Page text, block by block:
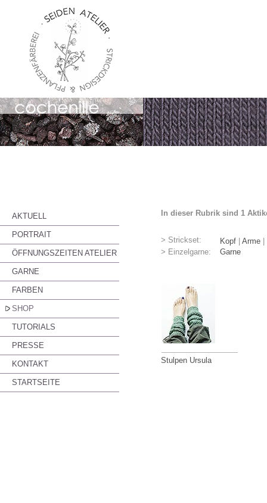
AKTUELL
PORTRAIT
ÖFFNUNGSZEITEN ATELIER
GARNE
FARBEN
SHOP
TUTORIALS
PRESSE
KONTAKT
STARTSEITE
In dieser Rubrik sind 1
> Strickset: Kopf Arme
> Einzelgarne:
Garne
Stulpen Ursula